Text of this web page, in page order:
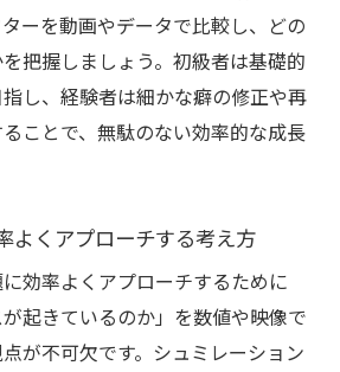
ーを動画やデータで比較し、どの
把握しましょう。初級者は基礎的
し、経験者は細かな癖の修正や再
ことで、無駄のない効率的な成長
よくアプローチする考え方
効率よくアプローチするために
起きているのか」を数値や映像で
が不可欠です。シュミレーション